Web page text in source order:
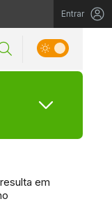
Entrar
em